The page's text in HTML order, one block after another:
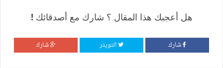
هل أعجبك هذا المقال ؟ شارك مع أصدقائك !
شارك التويتر شارك